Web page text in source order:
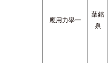
應用力學一
葉銘
泉